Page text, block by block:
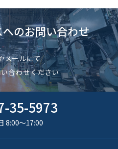
のお問い合わせ
メールにて
合わせください
35-5973
8:00〜17:00